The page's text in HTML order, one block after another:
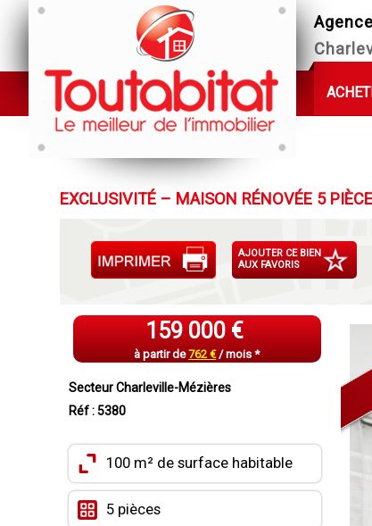
EXCLUSIVITÉ – MAISON RÉNOVÉE 5
AJOUTER CE BIEN
AUX FAVORIS
159 000 €
à partir de762 €/ mois *
Secteur Charleville-Mézières
Réf : 5380
100 m² de surface habitable
5 pièces